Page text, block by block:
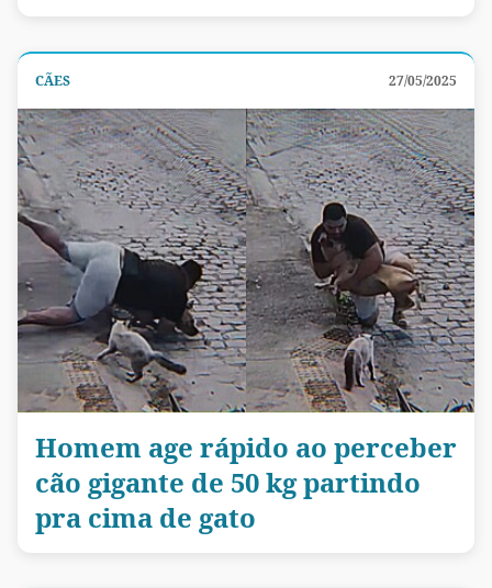
CÃES 27/05/2025
Homem age rápido ao perceber
cão gigante de 50 kg partindo
pra cima de gato